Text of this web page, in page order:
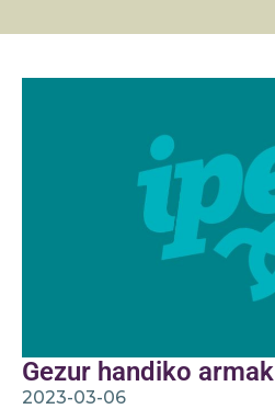
Gezur handiko armak
2023-03-06